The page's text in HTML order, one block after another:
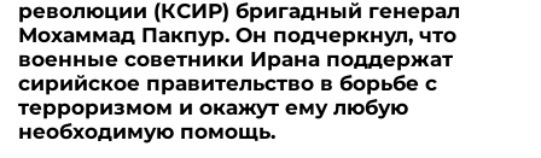
революции (КСИР) бригадный генерал
Мохаммад Пакпур. Он подчеркнул, что
военные советники Ирана поддержат
сирийское правительство в борьбе с
терроризмом и окажут ему любую
необходимую помощь.